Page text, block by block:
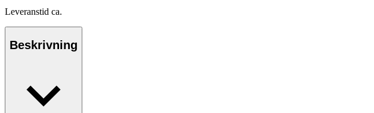
Leveranstid ca.
Beskrivning